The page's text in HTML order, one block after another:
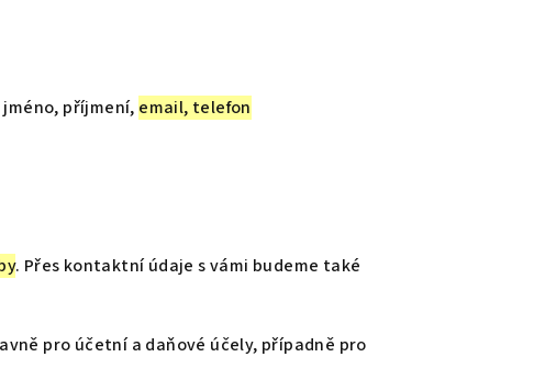
příjmení, email, telefon
. Přes kontaktní údaje s vámi budeme také
pro účetní a daňové účely, případně pro